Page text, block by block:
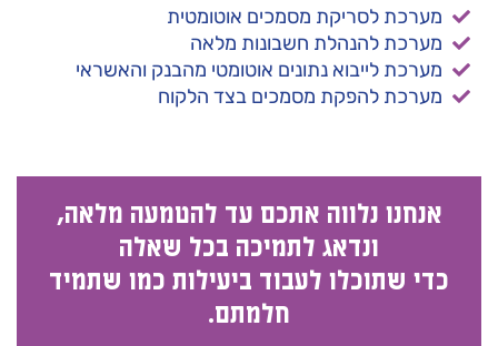
מערכת לסריקת מסמכים אוטומטית
מערכת להנהלת חשבונות מלאה
מערכת לייבוא נתונים אוטומטי מהבנק והאשראי
מערכת להפקת מסמכים בצד הלקוח
אנחנו נלווה אתכם עד להטמעה מלאה,
ונדאג לתמיכה בכל שאלה
כדי שתוכלו לעבוד ביעילות כמו שתמיד
חלמתם.